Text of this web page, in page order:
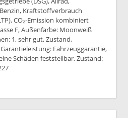
Kraftstoffverbrauch
CO₂-Emission kombiniert
F, Außenfarbe: Moonweiß
1, sehr gut, Zustand,
Fahrzeuggarantie,
Schäden feststellbar, Zustand:
drucken